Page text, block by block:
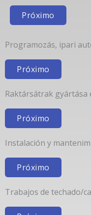
Próximo
Programozás, ipari
Próximo
Raktársátrak gyártása
Próximo
Instalación y
Próximo
Trabajos de techado/